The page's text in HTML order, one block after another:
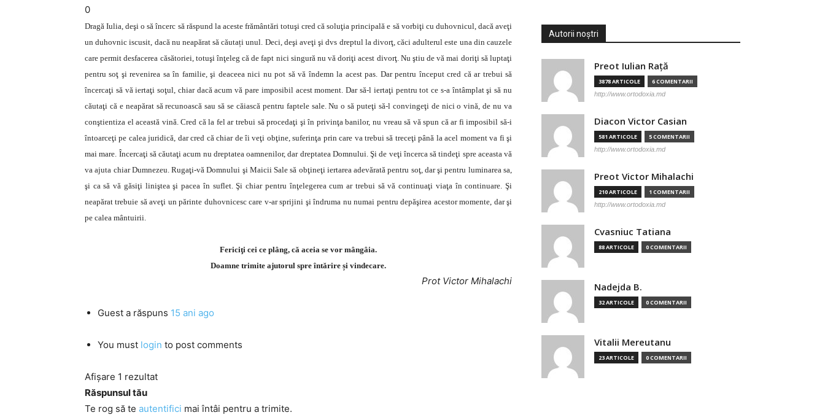
0
Dragă Iulia, deşi o să încerc să răspund la aceste frământări totuşi cred că soluţia principală e să vorbiţi cu duhovnicul, dacă aveţi
un duhovnic iscusit, dacă nu neapărat să căutați unul. Deci, deşi aveţi şi dvs dreptul la divorţ, căci adulterul este una din cauzele
care permit desfacerea căsătoriei, totuşi înţeleg că de fapt nici singură nu vă doriţi acest divorţ. Nu ştiu de vă mai doriţi să luptaţi
pentru soţ şi revenirea sa în familie, şi deaceea nici nu pot să vă îndemn la acest pas. Dar pentru început cred că ar trebui să
încercaţi să vă iertaţi soţul, chiar dacă acum vă pare imposibil acest moment. Dar să-l iertaţi pentru tot ce s-a întâmplat şi să nu
căutaţi că e neapărat să recunoască sau să se căiască pentru faptele sale. Nu o să puteţi să-l convingeţi de nici o vină, de nu va
conştientiza el această vină. Cred că la fel ar trebui să procedaţi şi în privinţa banilor, nu vreau să vă spun că ar fi imposibil să-i
întoarceţi pe calea juridică, dar cred că chiar de îi veţi obţine, suferinţa prin care va trebui să treceţi până la acel moment va fi şi
mai mare. Încercaţi să căutaţi acum nu dreptatea oamnenilor, dar dreptatea Domnului. Şi de veţi încerca să tindeţi spre aceasta vă
va ajuta chiar Dumnezeu. Rugaţi-vă Domnului şi Maicii Sale să obţineţi iertarea adevărată pentru soţ, dar şi pentru luminarea sa,
şi ca să vă găsiţi liniştea şi pacea în suflet. Şi chiar pentru înţelegerea cum ar trebui să vă continuaţi viaţa în continuare. Şi
neapărat trebuie să aveţi un părinte duhovnicesc care v-ar sprijini şi îndruma nu numai pentru depăşirea acestor momente, dar şi
pe calea mântuirii.
Fericiţi cei ce plâng, că aceia se vor mângâia.
Doamne trimite ajutorul spre întărire și vindecare.
Prot Victor Mihalachi
Guest a răspuns 15 ani ago
You must login to post comments
Afișare 1 rezultat
Răspunsul tău
Te rog să te autentifici mai întâi pentru a trimite.
Autorii noștri
Preot Iulian Raţă
3878 ARTICOLE 6 COMENTARII
http://www.ortodoxia.md
Diacon Victor Casian
581 ARTICOLE 5 COMENTARII
http://www.ortodoxia.md
Preot Victor Mihalachi
210 ARTICOLE 1 COMENTARII
http://www.ortodoxia.md
Cvasniuc Tatiana
88 ARTICOLE 0 COMENTARII
Nadejda B.
32 ARTICOLE 0 COMENTARII
Vitalii Mereutanu
23 ARTICOLE 0 COMENTARII